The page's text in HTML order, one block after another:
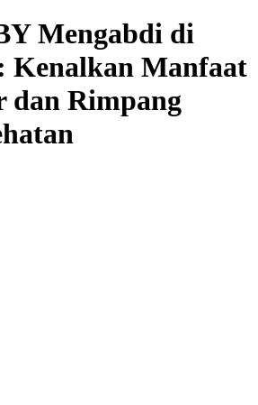
Mengabdi di
Kenalkan Manfaat
dan Rimpang